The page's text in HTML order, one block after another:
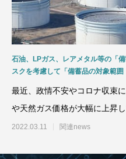
石油、LPガス、レアメタル等の「
スクを考慮して「備蓄品の対象範
最近、政情不安やコロナ収束
や天然ガス価格が大幅に上昇
や素材などの資源を海外
2022.03.11 関連news